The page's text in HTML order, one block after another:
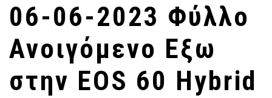
06-06-2023 Φύλλο
Ανοιγόμενο Εξω
στην EOS 60 Hybrid